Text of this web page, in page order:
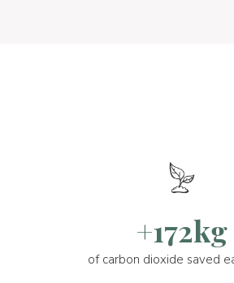
+172kg
of carbon dioxide saved